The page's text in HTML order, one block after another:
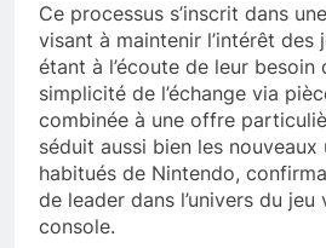
Ce processus s’inscrit dans
visant à maintenir l’intérêt des
étant à l’écoute de leur besoin
simplicité de l’échange via
combinée à une offre
séduit aussi bien les
habitués de Nintendo,
de leader dans l’univers du
console.